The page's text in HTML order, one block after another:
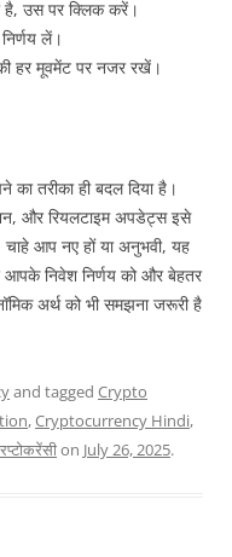
है, उस पर क्लिक करें।
लें।
हर मूवमेंट पर नजर रखें।
का तरीका ही बदल दिया है।
और रियलटाइम अपडेट्स इसे
चाहे आप नए हों या अनुभवी, यह
आपके निवेश निर्णय को और बेहतर
अर्थ को भी समझना जरूरी है
and tagged Crypto
,Cryptocurrency Hindi,
on July 26, 2025.